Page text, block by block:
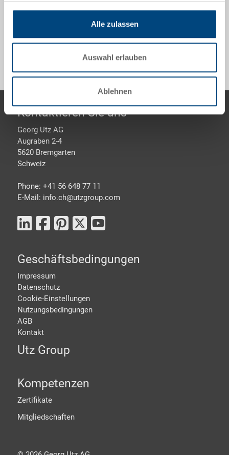
Alle zulassen
Auswahl erlauben
Ablehnen
Sonderanfertigungen - Unser Spezialgebiet
Footer
Kontaktieren Sie uns
Georg Utz AG
Augraben 2-4
5620 Bremgarten
Schweiz
Phone: +41 56 648 77 11
E-Mail: info.ch@utzgroup.com
Geschäftsbedingungen
Impressum
Datenschutz
Cookie-Einstellungen
Nutzungsbedingungen
AGB
Kontakt
Utz Group
Kompetenzen
Zertifikate
Mitgliedschaften